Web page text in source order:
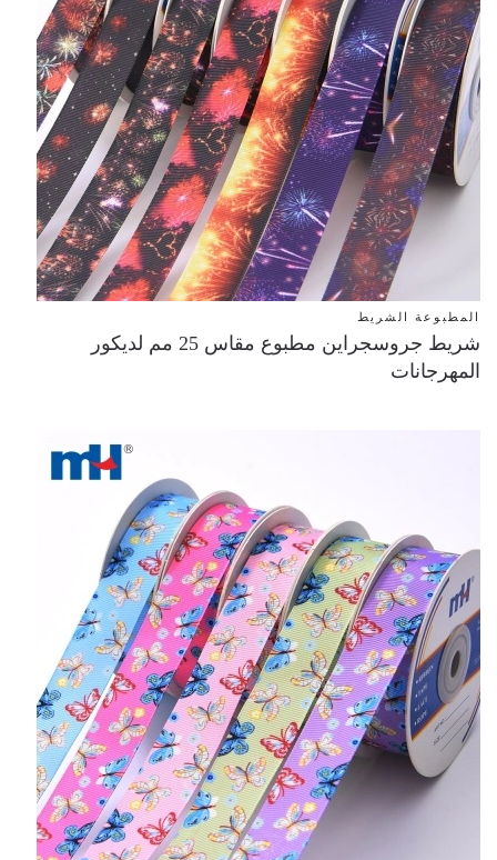
المطبوعة الشريط
شريط جروسجراين مطبوع مقاس 25 مم لديكور
المهرجانات